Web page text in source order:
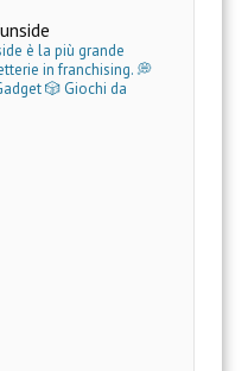
è la più grande
in franchising.💭
🎲 Giochi da